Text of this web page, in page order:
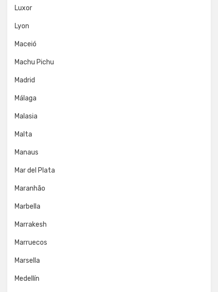
Luxor
Lyon
Maceió
Machu Pichu
Madrid
Málaga
Malasia
Malta
Manaus
Mar del Plata
Maranhão
Marbella
Marrakesh
Marruecos
Marsella
Medellín